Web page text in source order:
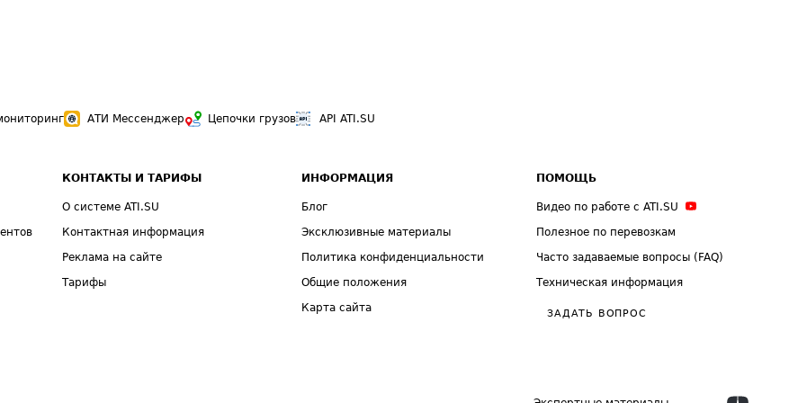
АТИ Мессенджер Цепочки грузов API ATI.SU
КОНТАКТЫ И ТАРИФЫ
О системе ATI.SU
Контактная информация
Реклама на сайте
Тарифы
ИНФОРМАЦИЯ
Блог
Эксклюзивные материалы
Политика конфиденциальности
Общие положения
Карта сайта
ПОМОЩЬ
Видео по работе с ATI.SU
Полезное по перевозкам
Часто задаваемые вопросы (FAQ)
Техническая информация
ЗАДАТЬ ВОПРОС